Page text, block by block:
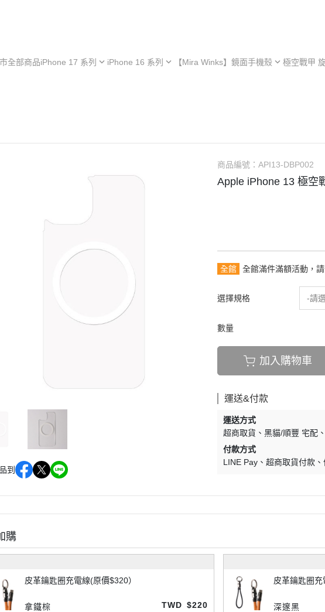
全部商品iPhone 17 系列 iPhone 16 系列 【Mira Winks】鏡面手機殼 極空戰甲
到
商品編號：API13-DBP002
Apple iPhone 13 極空
全館 全館滿件滿額活動，
選擇規格 -請
數量
加入購物車
運送&付款
運送方式
超商取貨
黑貓/順豐 宅配
付款方式
LINE Pay
超商取貨付款
購
皮革鑰匙圈充電線(原價$320）
拿鐵棕 TWD $220
皮革鑰匙圈充
深邃黑